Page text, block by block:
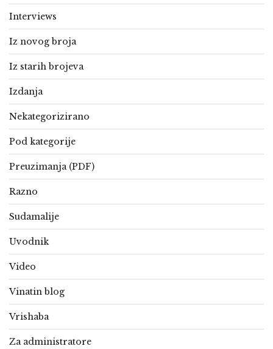
Interviews
Iz novog broja
Iz starih brojeva
Izdanja
Nekategorizirano
Pod kategorije
Preuzimanja (PDF)
Razno
Sudamalije
Uvodnik
Video
Vinatin blog
Vrishaba
Za administratore